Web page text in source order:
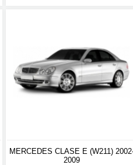
MERCEDES CLASE E (W211)
2009